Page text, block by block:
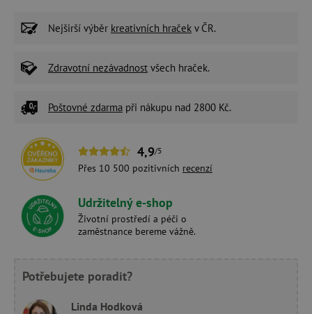
Nejširší výběr kreativních hraček v ČR.
Zdravotní nezávadnost všech hraček.
Poštovné zdarma při nákupu nad 2800 Kč.
4,9/5
Přes 10 500 pozitivních recenzí
Udržitelný e-shop
Životní prostředí a péči o
zaměstnance bereme vážně.
Potřebujete poradit?
Linda Hodková